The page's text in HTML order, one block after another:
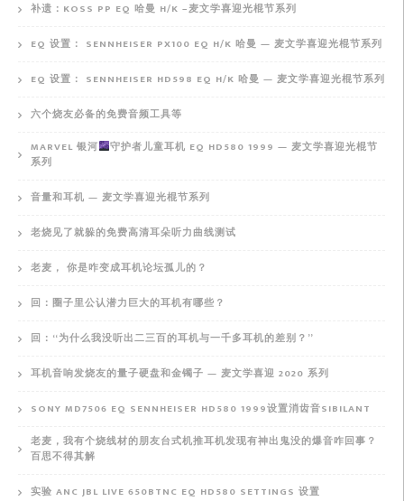
补遗：KOSS PP EQ 哈曼 H/K –麦文学喜迎光棍节系列
EQ 设置： SENNHEISER PX100 EQ H/K 哈曼 — 麦文学喜迎光棍节系列
EQ 设置： SENNHEISER HD598 EQ H/K 哈曼 — 麦文学喜迎光棍节系列
六个烧友必备的免费音频工具等
MARVEL 银河
守护者儿童耳机 EQ HD580 1999 — 麦文学喜迎光棍节
系列
音量和耳机 — 麦文学喜迎光棍节系列
老烧见了就躲的免费高清耳朵听力曲线测试
老麦， 你是咋变成耳机论坛孤儿的？
回：圈子里公认潜力巨大的耳机有哪些？
回：“为什么我没听出二三百的耳机与一千多耳机的差别？”
耳机音响发烧友的量子硬盘和金镯子 — 麦文学喜迎 2020 系列
SONY MD7506 EQ SENNHEISER HD580 1999设置消齿音SIBILANT
老麦，我有个烧线材的朋友台式机推耳机发现有神出鬼没的爆音咋回事？
百思不得其解
实验 ANC JBL LIVE 650BTNC EQ HD580 SETTINGS 设置